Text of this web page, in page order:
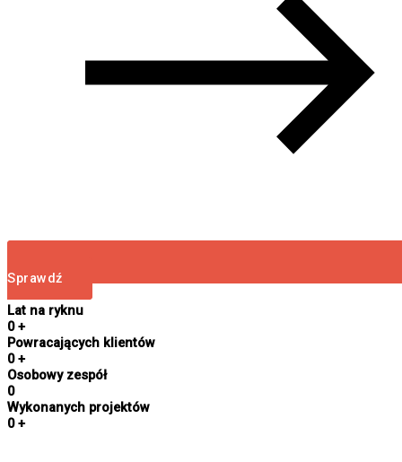
Sprawdź
Lat na ryknu
0 +
Powracających klientów
0 +
Osobowy zespół
0
Wykonanych projektów
0 +